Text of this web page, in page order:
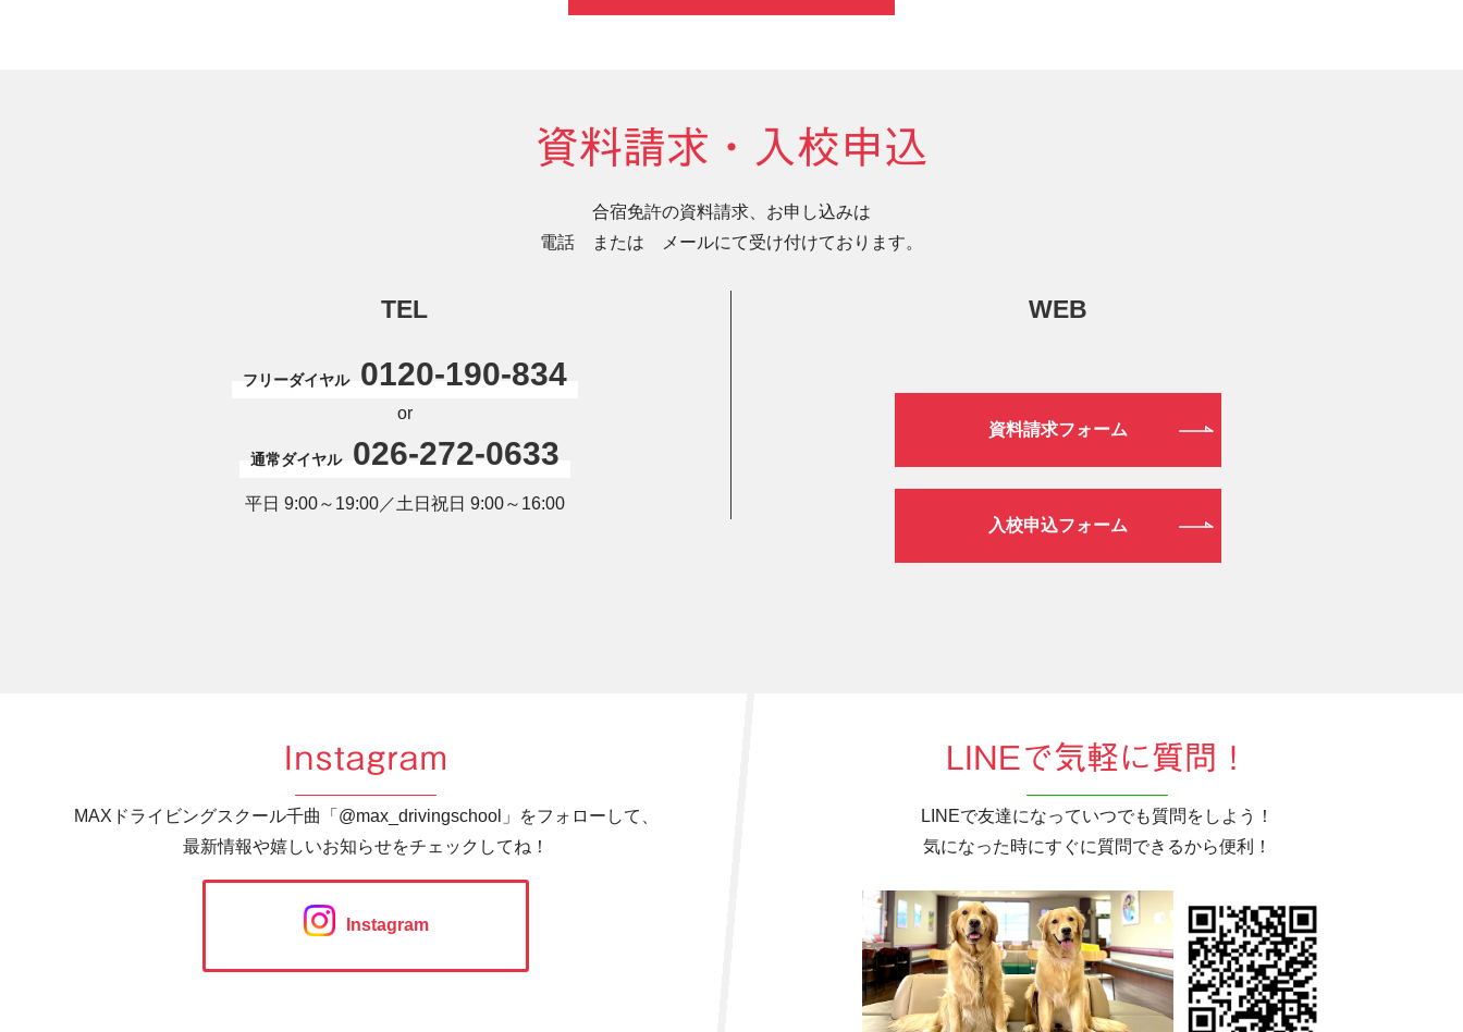
資料請求・入校申込
合宿免許の資料請求、お申し込みは
電話 または メールにて受け付けております。
TEL
フリーダイヤル 0120-190-834
or
通常ダイヤル 026-272-0633
平日 9:00～19:00／土日祝日 9:00～16:00
WEB
資料請求フォーム
入校申込フォーム
Instagram
MAXドライビングスクール千曲「@max_drivingschool」をフォローして、
最新情報や嬉しいお知らせをチェックしてね！
Instagram
LINEで気軽に質問！
LINEで友達になっていつでも質問をしよう！
気になった時にすぐに質問できるから便利！